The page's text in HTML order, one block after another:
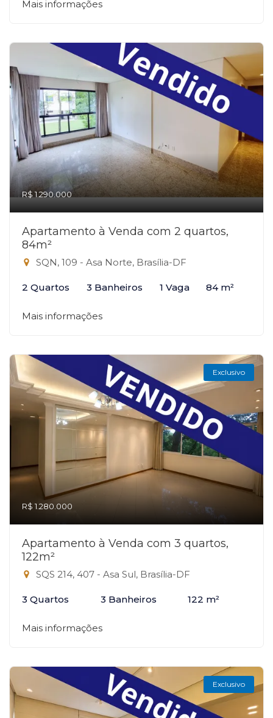
Mais informações
R$ 1.290.000
Apartamento à Venda com 2 quartos,
84m²
SQN, 109 - Asa Norte, Brasília-DF
2 Quartos 3 Banheiros 1 Vaga 84 m²
Mais informações
Exclusivo
R$ 1.280.000
Apartamento à Venda com 3 quartos,
122m²
SQS 214, 407 - Asa Sul, Brasília-DF
3 Quartos 3 Banheiros 122 m²
Mais informações
Exclusivo